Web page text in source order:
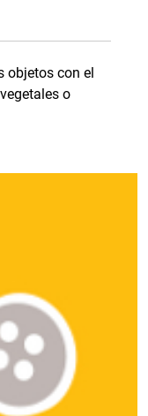
objetos con el
o